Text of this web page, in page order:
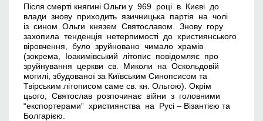
Після смерті княгині Ольги у 969 році в Києві до
влади знову приходить язичницька партія на чолі
із сином Ольги князем Святославом. Знову гору
захопила тенденція нетерпимості до християнського
віровчення, було зруйновано чимало храмів
(зокрема, Іоакимівський літопис повідомляє про
зруйнування церкви св. Миколи на Оскольдовій
могилі, збудованої за Київським Синопсисом та
Твірським літописом саме св. кн. Ольгою). Окрім
цього, Святослав розпочинає війни з головними
“експортерами” християнства на Русі – Візантією та
Болгарією.